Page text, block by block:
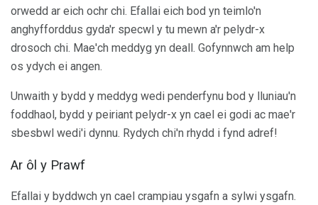
orwedd ar eich ochr chi. Efallai eich bod yn teimlo'n
anghyfforddus gyda'r specwl y tu mewn a'r pelydr-x
drosoch chi. Mae'ch meddyg yn deall. Gofynnwch am help
os ydych ei angen.
Unwaith y bydd y meddyg wedi penderfynu bod y lluniau'n
foddhaol, bydd y peiriant pelydr-x yn cael ei godi ac mae'r
sbesbwl wedi'i dynnu. Rydych chi'n rhydd i fynd adref!
Ar ôl y Prawf
Efallai y byddwch yn cael crampiau ysgafn a sylwi ysgafn.